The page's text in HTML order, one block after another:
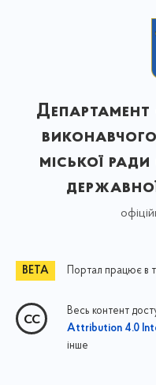
міської ради
Портал працює в
Весь контент
Attribution 4.0
інше